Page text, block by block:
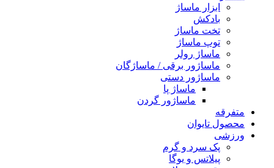
ابزار ماساژ
بادکش
تخت ماساژ
توپ ماساژ
ماساژ رولر
ماساژور برقی / ماساژگان
ماساژور دستی
ماساژ پا
ماساژور گردن
متفرقه
محصول تایوان
ورزشی
پک سرد و گرم
پیلاتس و یوگا